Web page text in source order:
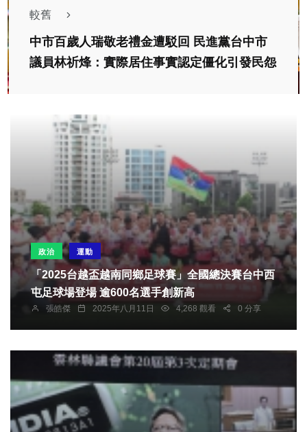
較舊
中市百歲人瑞敬老禮金遭駁回 民進黨台中市
議員林祈烽：實際居住事實認定僵化引發民怨
政治 運動
「2025台越盃越南同鄉足球賽」全國總決賽台中西
屯足球場登場 逾600名選手創新高
張皓傑 2025年八月11日 4,268 觀看 0 分享